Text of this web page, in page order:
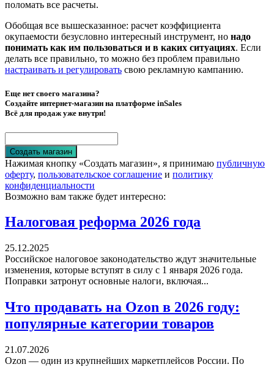
поломать все расчеты.
Обобщая все вышесказанное: расчет коэффициента
окупаемости безусловно интересный инструмент, но надо
понимать как им пользоваться и в каких ситуациях. Если
делать все правильно, то можно без проблем правильно
настраивать и регулировать свою рекламную кампанию.
Еще нет своего магазина?
Создайте интернет-магазин на платформе inSales
Всё для продаж уже внутри!
Создать магазин
Нажимая кнопку «Создать магазин», я принимаю публичную
оферту, пользовательское соглашение и политику
конфиденциальности
Возможно вам также будет интересно:
Налоговая реформа 2026 года
25.12.2025
Российское налоговое законодательство ждут значительные
изменения, которые вступят в силу с 1 января 2026 года.
Поправки затронут основные налоги, включая...
Что продавать на Ozon в 2026 году:
популярные категории товаров
21.07.2026
Ozon — один из крупнейших маркетплейсов России. По